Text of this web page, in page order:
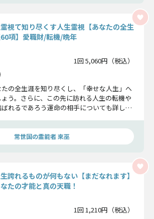
視て知り尽くす人生霊視【あなたの全生
項】愛職財/転機/晩年
1回 5,060円（税込）
の全生涯を知り尽くし、「幸せな人生」へ
う。さらに、この先に訪れる人生の転機や
れるであろう運命の相手についても詳しく
常世国の霊能者 來巫
誇れるものが何もない【まだなれます】
たの才能と真の天職！
1回 1,210円（税込）